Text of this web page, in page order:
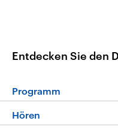
Entdecken Sie den
Programm
Hören